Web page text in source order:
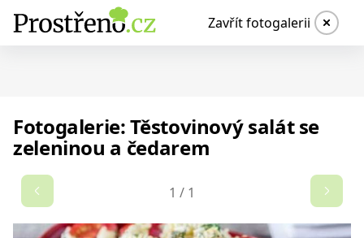
Zavřít fotogalerii
Fotogalerie: Těstovinový salát se
zeleninou a čedarem
1 / 1